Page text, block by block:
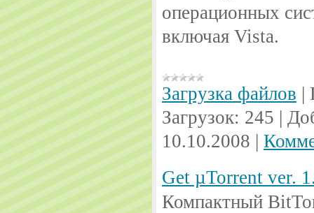
операционных
включая Vista.
Загрузка файлов |
Загрузок: 245 |
10.10.2008 |
Get µTorrent ver.
Компактный